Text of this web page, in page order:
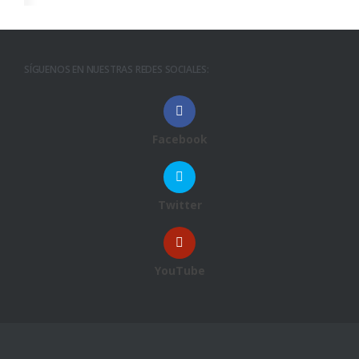
SÍGUENOS EN NUESTRAS REDES SOCIALES:
Facebook
Twitter
YouTube